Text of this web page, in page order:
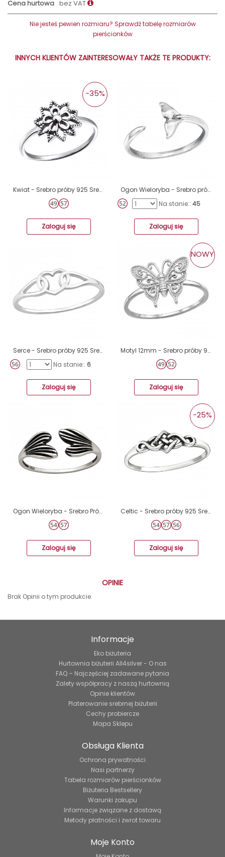
Cena hurtowa bez VAT
Nie jesteś pewien rozmiaru? Sprawdź tabelę rozmiarów
pierścionków
INNYCH KLIENTÓW ZAINTERESOWAŁY TAKŻE TE PRODUKTY:
Kwiat - Srebro próby 925 Srebrne pierścionki A4S24601
-35%
Zaloguj się
Ogon Wieloryba - Srebro próby 925 Srebrne pierścionki A4S41382
Na stanie:: 45
Zaloguj się
Serce - Srebro próby 925 Srebrne pierścionki A4S46471
Na stanie:: 6
Zaloguj się
Motyl 12mm - Srebro próby 925 Srebrne pierścionki A4S51001
NOWY
Zaloguj się
Ogon Wieloryba - Srebro Próby 925 Srebrne Pierścionki A4S47804
Zaloguj się
Celtic - Srebro próby 925 Srebrne pierścionki A4S32295
-25%
Zaloguj się
OPINIE
Brak Opinii o tym produkcie.
Informacje
Eko biżuteria
Hurtownia biżuterii All4silver - O nas
FAQ – Najczęściej zadawane pytania
Zalety współpracy z naszą hurtownią
Opinie klientów
Platerowanie srebrnej biżuterii
Cechy probiercze
Mapa Sklepu
Obsługa Klienta
Ochrona prywatności
Nasi partnerzy
Tabela rozmiarów pierścionków
Biżuteria Bestsellery
Warunki zakupu
Informacje związane z dostawą
Metody płatności i zwrot towaru
Moje Konto